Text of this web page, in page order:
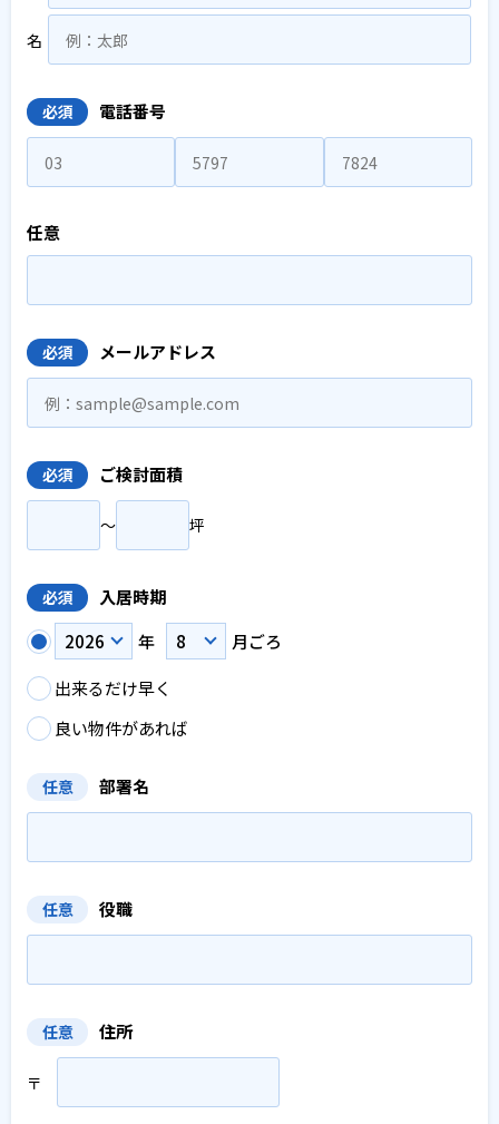
名
必須 電話番号
任意
必須 メールアドレス
必須 ご検討面積
〜 坪
必須
入居時期
年
月ごろ
出来るだけ早く
良い物件があれば
任意 部署名
任意 役職
任意 住所
〒